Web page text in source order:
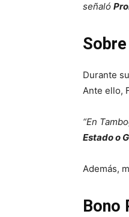
señaló
Durante
Ante ello,
“En
Estado o
Además,
Bono